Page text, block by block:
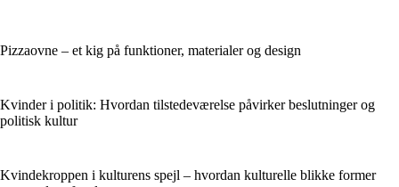
Pizzaovne – et kig på funktioner, materialer og design
Kvinder i politik: Hvordan tilstedeværelse påvirker beslutninger og
politisk kultur
Kvindekroppen i kulturens spejl – hvordan kulturelle blikke former